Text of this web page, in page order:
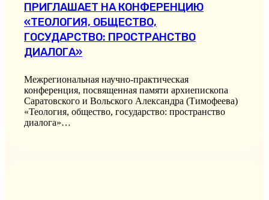
ПРИГЛАШАЕТ НА КОНФЕРЕНЦИЮ
«ТЕОЛОГИЯ, ОБЩЕСТВО,
ГОСУДАРСТВО: ПРОСТРАНСТВО
ДИАЛОГА»
Межрегиональная научно-практическая
конференция, посвященная памяти архиепископа
Саратовского и Вольского Александра (Тимофеева)
«Теология, общество, государство: пространство
диалога»…